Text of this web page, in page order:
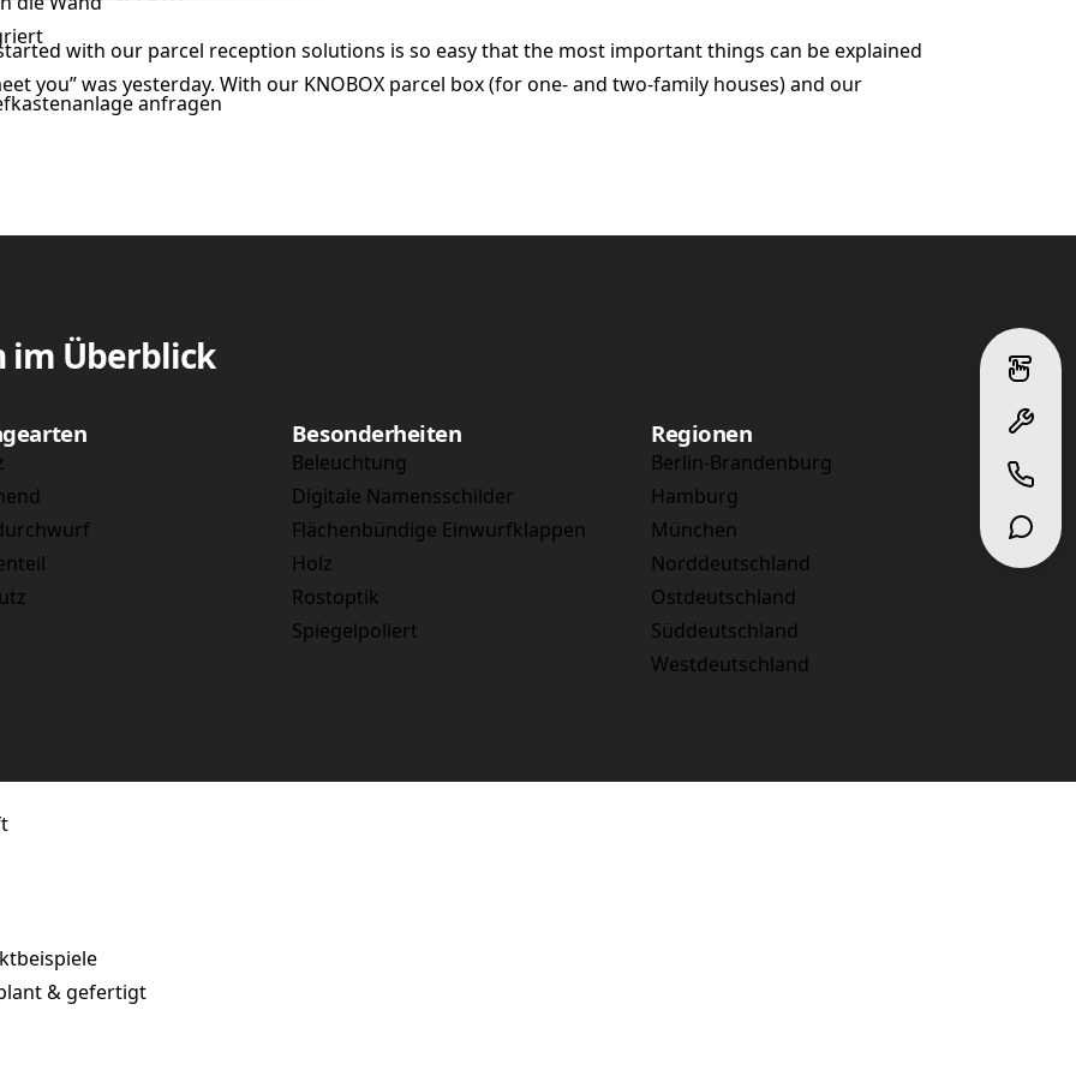
anfragen
& gefertigt
with our parcel reception solutions is so easy that the most important things can be explained
you” was yesterday. With our KNOBOX parcel box (for one- and two-family houses) and our
im Überblick
Besonderheiten
Beleuchtung
Digitale Namensschilder
Flächenbündige Einwurfklappen
Holz
Rostoptik
Spiegelpoliert
Regionen
Berlin-Brandenburg
Hamburg
München
Norddeutschland
Ostdeutschland
Süddeutschland
Westdeutschland